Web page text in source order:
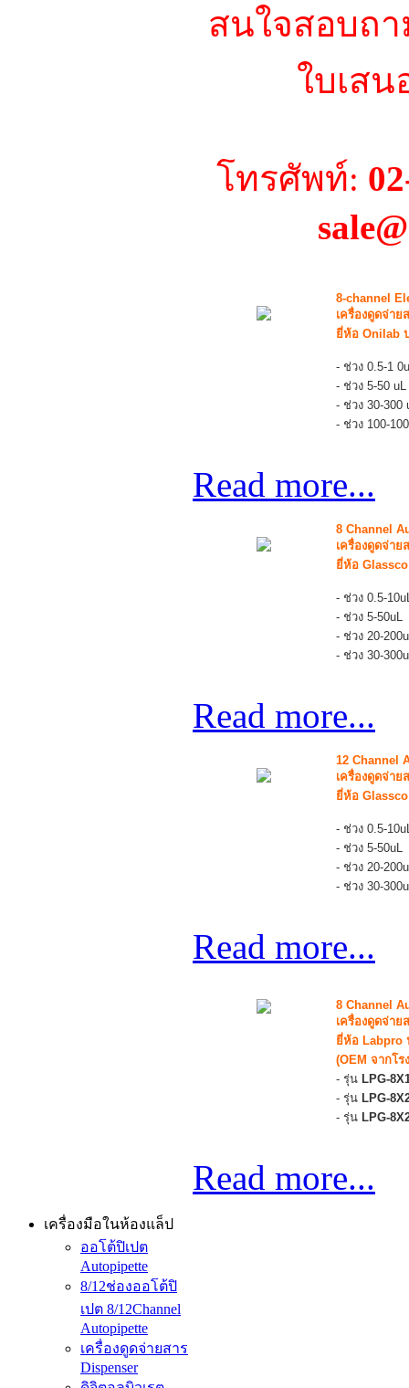
สนใจสอบถ
ใบเส
โทรศัพท์:
8-channel
เครื่องดูดจ่า
ยี่ห้อ Onilab
- ช่วง 0.5-1
- ช่วง 5-50
- ช่วง 30-
- ช่วง 100-
Read more...
8 Channel
เครื่องดูดจ่า
ยี่ห้อ
- ช่วง 0.5-
- ช่วง 5-
- ช่วง 20-
- ช่วง 30-
Read more...
12 Channel
เครื่องดูดจ่า
ยี่ห้อ
- ช่วง 0.5-
- ช่วง 5-
- ช่วง 20-
- ช่วง 30-
Read more...
8 Channel
เครื่องดูดจ่า
ยี่ห้อ Labpro
(OEM จากโร
- รุ่น LPG-
- รุ่น LPG-
- รุ่น LPG-
Read more...
เครื่องมือในห้องแล็ป
ออโต้ปิเปต
Autopipette
8/12ช่องออโต้ปิ
เปต 8/12Channel
Autopipette
เครื่องดูดจ่ายสาร
Dispenser